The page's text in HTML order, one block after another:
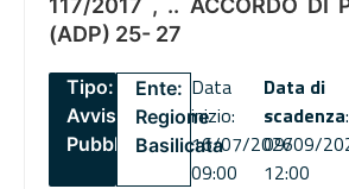
117/2017 , .. ACCORDO DI
(ADP) 25- 27
Tipo:
Avviso
Pubblico
Ente:
Regione
Basilicata
Data
inizio:
16/07/2026
09:00
Data di
scadenza:
09/09/
12:00